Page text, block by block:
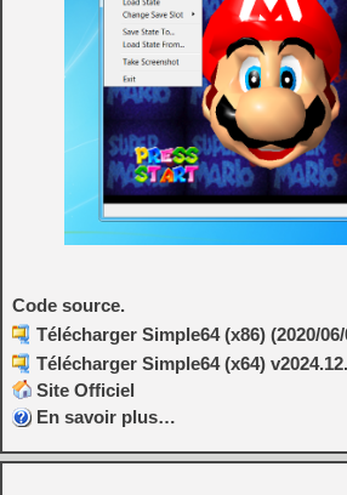
Code source.
Télécharger Simple64 (x86) (2020/
Télécharger Simple64 (x64)
Site Officiel
En savoir plus…